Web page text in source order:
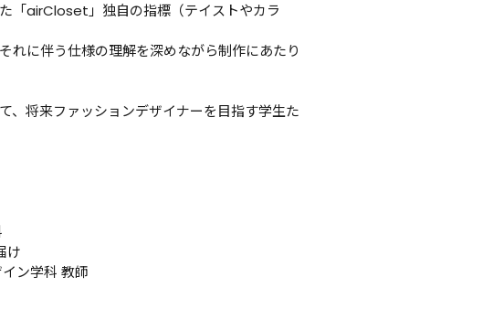
「airCloset」独自の指標（テイストやカラ
れに伴う仕様の理解を深めながら制作にあたり
、将来ファッションデザイナーを目指す学生た
け
ン学科 教師